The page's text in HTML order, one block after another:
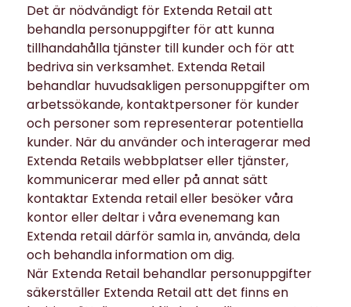
Det är nödvändigt för Extenda Retail att
behandla personuppgifter för att kunna
tillhandahålla tjänster till kunder och för att
bedriva sin verksamhet. Extenda Retail
behandlar huvudsakligen personuppgifter om
arbetssökande, kontaktpersoner för kunder
och personer som representerar potentiella
kunder. När du använder och interagerar med
Extenda Retails webbplatser eller tjänster,
kommunicerar med eller på annat sätt
kontaktar Extenda retail eller besöker våra
kontor eller deltar i våra evenemang kan
Extenda retail därför samla in, använda, dela
och behandla information om dig.
När Extenda Retail behandlar personuppgifter
säkerställer Extenda Retail att det finns en